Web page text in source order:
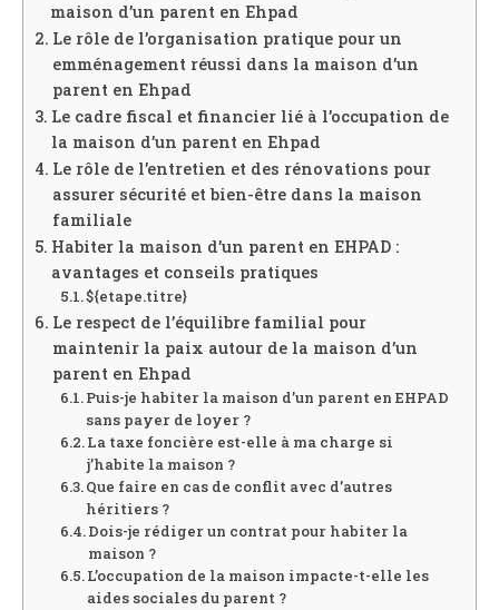
maison d’un parent en Ehpad
Le rôle de l’organisation pratique pour un
emménagement réussi dans la maison d’un
parent en Ehpad
Le cadre fiscal et financier lié à l’occupation de
la maison d’un parent en Ehpad
Le rôle de l’entretien et des rénovations pour
assurer sécurité et bien-être dans la maison
familiale
Habiter la maison d’un parent en EHPAD :
avantages et conseils pratiques
${etape.titre}
Le respect de l’équilibre familial pour
maintenir la paix autour de la maison d’un
parent en Ehpad
Puis-je habiter la maison d’un parent en EHPAD
sans payer de loyer ?
La taxe foncière est-elle à ma charge si
j’habite la maison ?
Que faire en cas de conflit avec d’autres
héritiers ?
Dois-je rédiger un contrat pour habiter la
maison ?
L’occupation de la maison impacte-t-elle les
aides sociales du parent ?